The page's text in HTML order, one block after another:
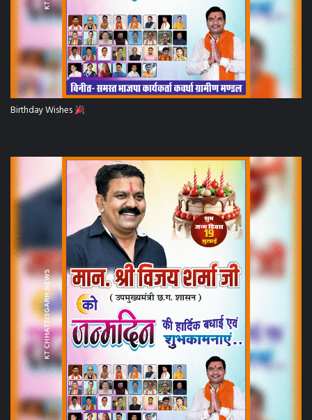
Birthday Wishes